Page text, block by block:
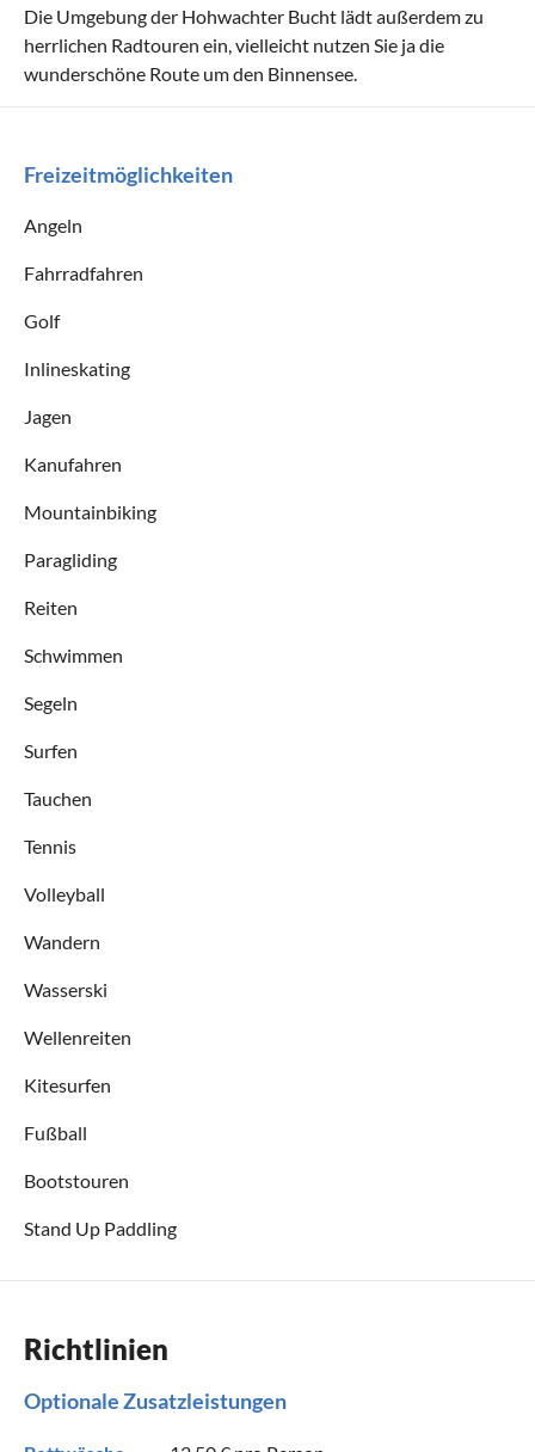
Die Umgebung der Hohwachter Bucht lädt außerdem zu
herrlichen Radtouren ein, vielleicht nutzen Sie ja die
wunderschöne Route um den Binnensee.
Freizeitmöglichkeiten
Angeln
Fahrradfahren
Golf
Inlineskating
Jagen
Kanufahren
Mountainbiking
Paragliding
Reiten
Schwimmen
Segeln
Surfen
Tauchen
Tennis
Volleyball
Wandern
Wasserski
Wellenreiten
Kitesurfen
Fußball
Bootstouren
Stand Up Paddling
Richtlinien
Optionale Zusatzleistungen